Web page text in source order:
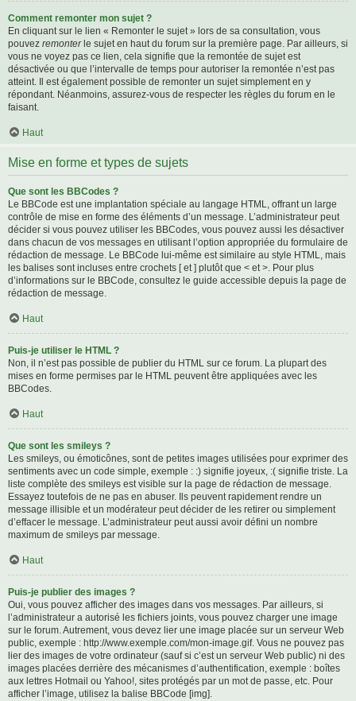
Comment remonter mon sujet ?
En cliquant sur le lien « Remonter le sujet » lors de sa consultation, vous
pouvez remonterle sujet en haut du forum sur la première page. Par ailleurs, si
vous ne voyez pas ce lien, cela signifie que la remontée de sujet est
désactivée ou que l’intervalle de temps pour autoriser la remontée n’est pas
atteint. Il est également possible de remonter un sujet simplement en y
répondant. Néanmoins, assurez-vous de respecter les règles du forum en le
faisant.
Haut
Mise en forme et types de sujets
Que sont les BBCodes ?
Le BBCode est une implantation spéciale au langage HTML, offrant un large
contrôle de mise en forme des éléments d’un message. L’administrateur peut
décider si vous pouvez utiliser les BBCodes, vous pouvez aussi les désactiver
dans chacun de vos messages en utilisant l’option appropriée du formulaire de
rédaction de message. Le BBCode lui-même est similaire au style HTML, mais
les balises sont incluses entre crochets [ et ] plutôt que < et >. Pour plus
d’informations sur le BBCode, consultez le guide accessible depuis la page de
rédaction de message.
Haut
Puis-je utiliser le HTML ?
Non, il n’est pas possible de publier du HTML sur ce forum. La plupart des
mises en forme permises par le HTML peuvent être appliquées avec les
BBCodes.
Haut
Que sont les smileys ?
Les smileys, ou émoticônes, sont de petites images utilisées pour exprimer des
sentiments avec un code simple, exemple : :) signifie joyeux, :( signifie triste. La
liste complète des smileys est visible sur la page de rédaction de message.
Essayez toutefois de ne pas en abuser. Ils peuvent rapidement rendre un
message illisible et un modérateur peut décider de les retirer ou simplement
d’effacer le message. L’administrateur peut aussi avoir défini un nombre
maximum de smileys par message.
Haut
Puis-je publier des images ?
Oui, vous pouvez afficher des images dans vos messages. Par ailleurs, si
l’administrateur a autorisé les fichiers joints, vous pouvez charger une image
sur le forum. Autrement, vous devez lier une image placée sur un serveur Web
public, exemple : http://www.exemple.com/mon-image.gif. Vous ne pouvez pas
lier des images de votre ordinateur (sauf si c’est un serveur Web public) ni des
images placées derrière des mécanismes d’authentification, exemple : boîtes
aux lettres Hotmail ou Yahoo!, sites protégés par un mot de passe, etc. Pour
afficher l’image, utilisez la balise BBCode [img].